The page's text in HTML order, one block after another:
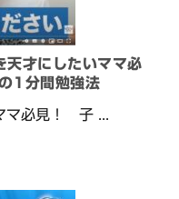
天才にしたいママ必
1分間勉強法
マ必見！ 子 ...